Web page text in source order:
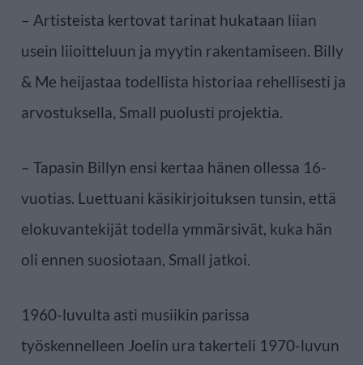
– Artisteista kertovat tarinat hukataan liian
usein liioitteluun ja myytin rakentamiseen. Billy
& Me heijastaa todellista historiaa rehellisesti ja
arvostuksella, Small puolusti projektia.
– Tapasin Billyn ensi kertaa hänen ollessa 16-
vuotias. Luettuani käsikirjoituksen tunsin, että
elokuvantekijät todella ymmärsivät, kuka hän
oli ennen suosiotaan, Small jatkoi.
1960-luvulta asti musiikin parissa
työskennelleen Joelin ura takerteli 1970-luvun